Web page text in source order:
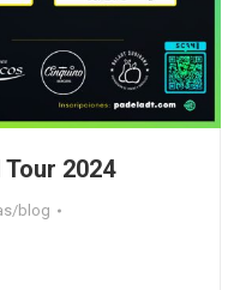
2024
blog